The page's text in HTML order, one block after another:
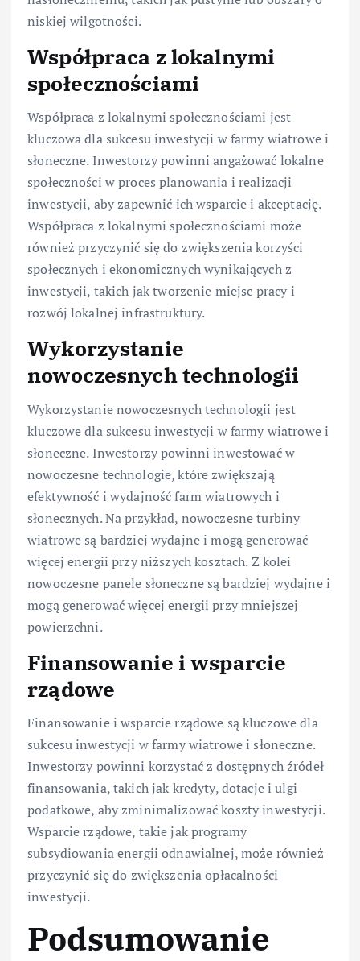
niskiej wilgotności.
Współpraca z lokalnymi
społecznościami
Współpraca z lokalnymi społecznościami jest
kluczowa dla sukcesu inwestycji w farmy wiatrowe i
słoneczne. Inwestorzy powinni angażować lokalne
społeczności w proces planowania i realizacji
inwestycji, aby zapewnić ich wsparcie i akceptację.
Współpraca z lokalnymi społecznościami może
również przyczynić się do zwiększenia korzyści
społecznych i ekonomicznych wynikających z
inwestycji, takich jak tworzenie miejsc pracy i
rozwój lokalnej infrastruktury.
Wykorzystanie
nowoczesnych technologii
Wykorzystanie nowoczesnych technologii jest
kluczowe dla sukcesu inwestycji w farmy wiatrowe i
słoneczne. Inwestorzy powinni inwestować w
nowoczesne technologie, które zwiększają
efektywność i wydajność farm wiatrowych i
słonecznych. Na przykład, nowoczesne turbiny
wiatrowe są bardziej wydajne i mogą generować
więcej energii przy niższych kosztach. Z kolei
nowoczesne panele słoneczne są bardziej wydajne i
mogą generować więcej energii przy mniejszej
powierzchni.
Finansowanie i wsparcie
rządowe
Finansowanie i wsparcie rządowe są kluczowe dla
sukcesu inwestycji w farmy wiatrowe i słoneczne.
Inwestorzy powinni korzystać z dostępnych źródeł
finansowania, takich jak kredyty, dotacje i ulgi
podatkowe, aby zminimalizować koszty inwestycji.
Wsparcie rządowe, takie jak programy
subsydiowania energii odnawialnej, może również
przyczynić się do zwiększenia opłacalności
inwestycji.
Podsumowanie